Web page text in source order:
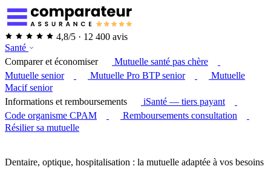
4,8/5 · 12 400 avis
Santé
Comparer et économiser
Mutuelle santé pas chère
Mutuelle senior
Mutuelle Pro BTP senior
Mutuelle
Macif senior
Informations et remboursements
iSanté — tiers payant
Code organisme CPAM
Remboursements consultation
Résilier sa mutuelle
Dentaire, optique, hospitalisation : la mutuelle adaptée à vos besoins